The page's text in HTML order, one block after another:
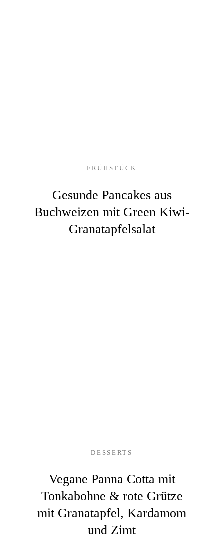
FRÜHSTÜCK
Gesunde Pancakes aus
Buchweizen mit Green Kiwi-
Granatapfelsalat
DESSERTS
Vegane Panna Cotta mit
Tonkabohne & rote Grütze
mit Granatapfel, Kardamom
und Zimt